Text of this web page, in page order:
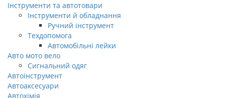
Інструменти та автотовари
Інструменти й обладнання
Ручний інструмент
Техдопомога
Автомобільні лейки
Авто мото вело
Сигнальний одяг
Автоінструмент
Автоаксесуари
Автохімія